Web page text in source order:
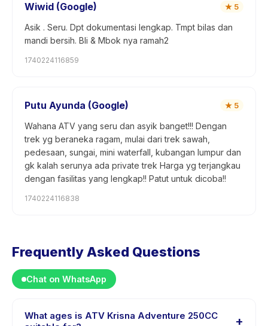
Wiwid (Google) ★ 5
Asik . Seru. Dpt dokumentasi lengkap. Tmpt bilas dan
mandi bersih. Bli & Mbok nya ramah2
1740224116859
Putu Ayunda (Google) ★ 5
Wahana ATV yang seru dan asyik banget!!! Dengan
trek yg beraneka ragam, mulai dari trek sawah,
pedesaan, sungai, mini waterfall, kubangan lumpur dan
gk kalah serunya ada private trek Harga yg terjangkau
dengan fasilitas yang lengkap!! Patut untuk dicoba!!
1740224116838
Frequently Asked Questions
Chat on WhatsApp
What ages is ATV Krisna Adventure 250CC
+